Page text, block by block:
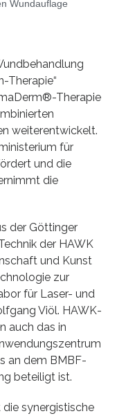
Wundauflage
Therapie“
Therapie
weiterentwickelt.
für
und die
die
der Göttinger
der HAWK
und Kunst
zur
für Laser- und
Viöl. HAWK-
auch das in
an dem BMBF-
beteiligt ist.
synergistische